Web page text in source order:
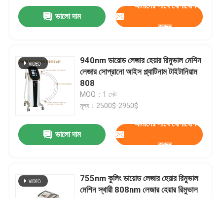
SHR ডায়োড লেজারের চুল অপসারণ
ট্রিপল তরঙ্গদৈর্ঘ্য ডায়োড লেজার
হিফু স্লিমিং মেশিন
Q সুইচড ND YAG লেজার
ভালো দাম
আমাদের সাথে যোগাযোগ
করুন
940nm ডায়োড লেজার হেয়ার রিমুভাল মেশিন
লেজার সোপ্রানো আইস প্ল্যাটিনাম টাইটানিয়াম
808
MOQ：1 সেট
মূল্য：2500$-2950$
ভালো দাম
আমাদের সাথে যোগাযোগ
করুন
755nm কুলিং ডায়োড লেজার হেয়ার রিমুভাল
মেশিন স্থায়ী 808nm লেজার হেয়ার রিমুভাল